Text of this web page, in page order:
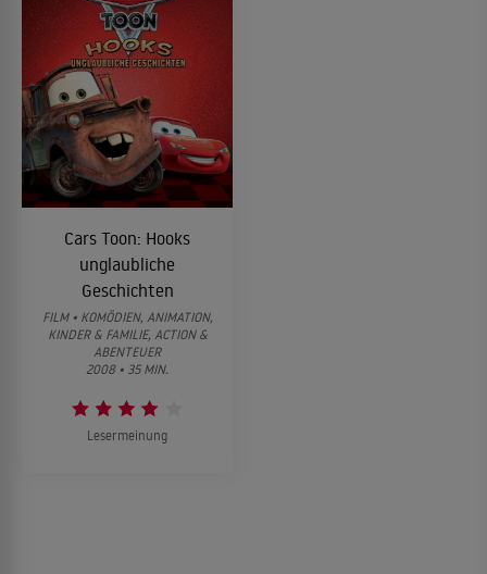
Cars Toon: Hooks
unglaubliche
Geschichten
FILM • KOMÖDIEN, ANIMATION,
KINDER & FAMILIE, ACTION &
ABENTEUER
2008 • 35 MIN.
Lesermeinung